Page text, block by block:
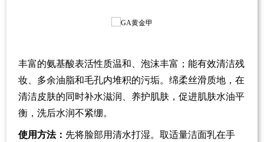
丰富的氨基酸表活性质温和、泡沫丰富 ； 能有效清洁残
妆、多余油脂和毛孔内堆积的污垢。绵柔丝滑质地，在
清洁皮肤的同时补水滋润、养护肌肤，促进肌肤水油平
衡，洗后水润不紧绷。
使用方法： 先将脸部用清水打湿。 取适量洁面乳在手